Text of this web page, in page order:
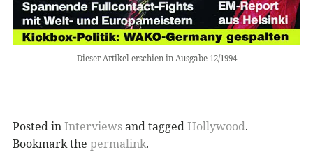
Dieser Artikel erschien in Ausgabe 12/1994
Posted inInterviewsand taggedHollywood.
Bookmark the permalink.